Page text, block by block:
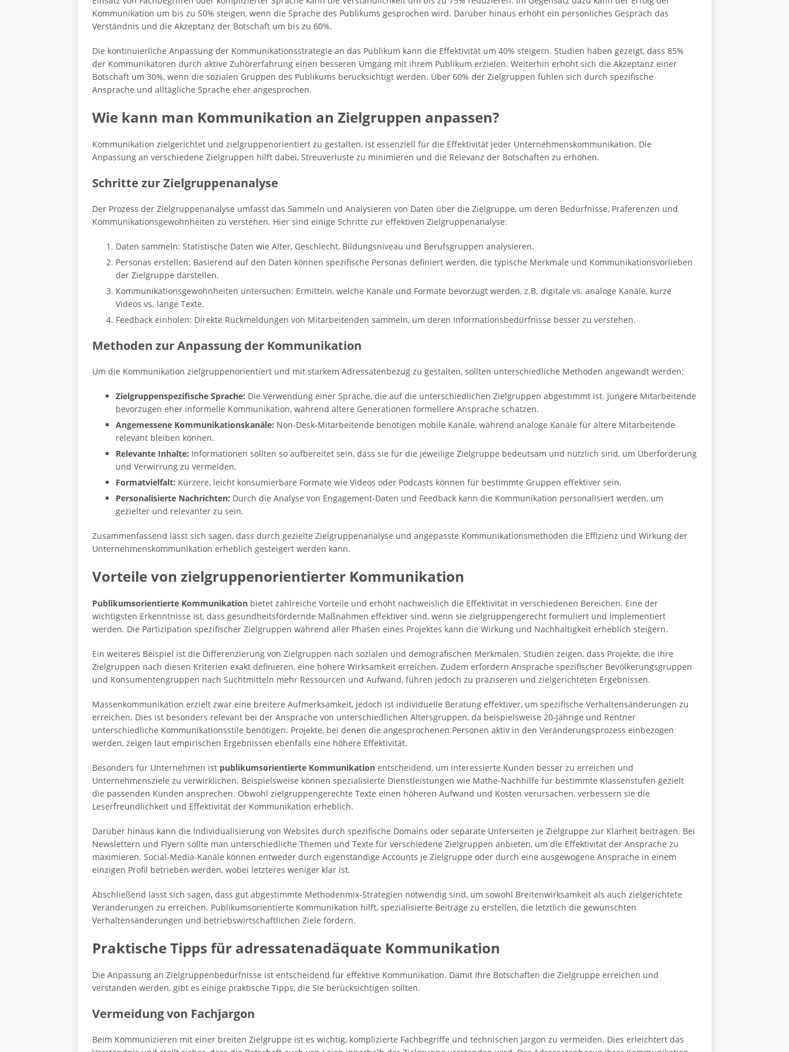
Kommunikation um bis zu 50% steigen, wenn die Sprache des Publikums gesprochen wird. Darüber hinaus erhöht ein persönliches Gespräch das
Verständnis und die Akzeptanz der Botschaft um bis zu 60%.
Die kontinuierliche Anpassung der Kommunikationsstrategie an das Publikum kann die Effektivität um 40% steigern. Studien haben gezeigt, dass 85%
der Kommunikatoren durch aktive Zuhörerfahrung einen besseren Umgang mit ihrem Publikum erzielen. Weiterhin erhöht sich die Akzeptanz einer
Botschaft um 30%, wenn die sozialen Gruppen des Publikums berücksichtigt werden. Über 60% der Zielgruppen fühlen sich durch spezifische
Ansprache und alltägliche Sprache eher angesprochen.
Wie kann man Kommunikation an Zielgruppen anpassen?
Kommunikation zielgerichtet und zielgruppenorientiert zu gestalten, ist essenziell für die Effektivität jeder Unternehmenskommunikation. Die
Anpassung an verschiedene Zielgruppen hilft dabei, Streuverluste zu minimieren und die Relevanz der Botschaften zu erhöhen.
Schritte zur Zielgruppenanalyse
Der Prozess der Zielgruppenanalyse umfasst das Sammeln und Analysieren von Daten über die Zielgruppe, um deren Bedürfnisse, Präferenzen und
Kommunikationsgewohnheiten zu verstehen. Hier sind einige Schritte zur effektiven Zielgruppenanalyse:
Daten sammeln: Statistische Daten wie Alter, Geschlecht, Bildungsniveau und Berufsgruppen analysieren.
Personas erstellen: Basierend auf den Daten können spezifische Personas definiert werden, die typische Merkmale und Kommunikationsvorlieben
der Zielgruppe darstellen.
Kommunikationsgewohnheiten untersuchen: Ermitteln, welche Kanäle und Formate bevorzugt werden, z.B. digitale vs. analoge Kanäle, kurze
Videos vs. lange Texte.
Feedback einholen: Direkte Rückmeldungen von Mitarbeitenden sammeln, um deren Informationsbedürfnisse besser zu verstehen.
Methoden zur Anpassung der Kommunikation
Um die Kommunikation zielgruppenorientiert und mit starkem Adressatenbezug zu gestalten, sollten unterschiedliche Methoden angewandt werden:
Zielgruppenspezifische Sprache: Die Verwendung einer Sprache, die auf die unterschiedlichen Zielgruppen abgestimmt ist. Jüngere Mitarbeitende
bevorzugen eher informelle Kommunikation, während ältere Generationen formellere Ansprache schätzen.
Angemessene Kommunikationskanäle: Non-Desk-Mitarbeitende benötigen mobile Kanäle, während analoge Kanäle für ältere Mitarbeitende
relevant bleiben können.
Relevante Inhalte: Informationen sollten so aufbereitet sein, dass sie für die jeweilige Zielgruppe bedeutsam und nützlich sind, um Überforderung
und Verwirrung zu vermeiden.
Formatvielfalt: Kürzere, leicht konsumierbare Formate wie Videos oder Podcasts können für bestimmte Gruppen effektiver sein.
Personalisierte Nachrichten: Durch die Analyse von Engagement-Daten und Feedback kann die Kommunikation personalisiert werden, um
gezielter und relevanter zu sein.
Zusammenfassend lässt sich sagen, dass durch gezielte Zielgruppenanalyse und angepasste Kommunikationsmethoden die Effizienz und Wirkung der
Unternehmenskommunikation erheblich gesteigert werden kann.
Vorteile von zielgruppenorientierter Kommunikation
Publikumsorientierte Kommunikation bietet zahlreiche Vorteile und erhöht nachweislich die Effektivität in verschiedenen Bereichen. Eine der
wichtigsten Erkenntnisse ist, dass gesundheitsfördernde Maßnahmen effektiver sind, wenn sie zielgruppengerecht formuliert und implementiert
werden. Die Partizipation spezifischer Zielgruppen während aller Phasen eines Projektes kann die Wirkung und Nachhaltigkeit erheblich steigern.
Ein weiteres Beispiel ist die Differenzierung von Zielgruppen nach sozialen und demografischen Merkmalen. Studien zeigen, dass Projekte, die ihre
Zielgruppen nach diesen Kriterien exakt definieren, eine höhere Wirksamkeit erreichen. Zudem erfordern Ansprache spezifischer Bevölkerungsgruppen
und Konsumentengruppen nach Suchtmitteln mehr Ressourcen und Aufwand, führen jedoch zu präziseren und zielgerichteten Ergebnissen.
Massenkommunikation erzielt zwar eine breitere Aufmerksamkeit, jedoch ist individuelle Beratung effektiver, um spezifische Verhaltensänderungen zu
erreichen. Dies ist besonders relevant bei der Ansprache von unterschiedlichen Altersgruppen, da beispielsweise 20-Jährige und Rentner
unterschiedliche Kommunikationsstile benötigen. Projekte, bei denen die angesprochenen Personen aktiv in den Veränderungsprozess einbezogen
werden, zeigen laut empirischen Ergebnissen ebenfalls eine höhere Effektivität.
Besonders für Unternehmen ist publikumsorientierte Kommunikation entscheidend, um interessierte Kunden besser zu erreichen und
Unternehmensziele zu verwirklichen. Beispielsweise können spezialisierte Dienstleistungen wie Mathe-Nachhilfe für bestimmte Klassenstufen gezielt
die passenden Kunden ansprechen. Obwohl zielgruppengerechte Texte einen höheren Aufwand und Kosten verursachen, verbessern sie die
Leserfreundlichkeit und Effektivität der Kommunikation erheblich.
Darüber hinaus kann die Individualisierung von Websites durch spezifische Domains oder separate Unterseiten je Zielgruppe zur Klarheit beitragen. Bei
Newslettern und Flyern sollte man unterschiedliche Themen und Texte für verschiedene Zielgruppen anbieten, um die Effektivität der Ansprache zu
maximieren. Social-Media-Kanäle können entweder durch eigenständige Accounts je Zielgruppe oder durch eine ausgewogene Ansprache in einem
einzigen Profil betrieben werden, wobei letzteres weniger klar ist.
Abschließend lässt sich sagen, dass gut abgestimmte Methodenmix-Strategien notwendig sind, um sowohl Breitenwirksamkeit als auch zielgerichtete
Veränderungen zu erreichen. Publikumsorientierte Kommunikation hilft, spezialisierte Beiträge zu erstellen, die letztlich die gewünschten
Verhaltensänderungen und betriebswirtschaftlichen Ziele fördern.
Praktische Tipps für adressatenadäquate Kommunikation
Die Anpassung an Zielgruppenbedürfnisse ist entscheidend für effektive Kommunikation. Damit Ihre Botschaften die Zielgruppe erreichen und
verstanden werden, gibt es einige praktische Tipps, die Sie berücksichtigen sollten.
Vermeidung von Fachjargon
Beim Kommunizieren mit einer breiten Zielgruppe ist es wichtig, komplizierte Fachbegriffe und technischen Jargon zu vermeiden. Dies erleichtert das